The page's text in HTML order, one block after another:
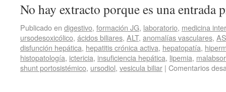
No hay extracto porque es una entrada
Publicado en digestivo, formación JG, laboratorio, medicina
ursodesoxicólico, ácidos biliares, ALT, anomalías vasculares,
disfunción hepática, hepatitis crónica activa, hepatopatía,
histopatología, ictericia, insuficiencia hepática, lipemia,
shunt portosistémico, ursodiol, vesicula biliar | Comentarios